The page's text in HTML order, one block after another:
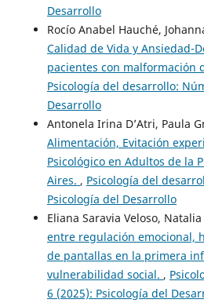
Desarrollo
Rocío Anabel Hauché,
Calidad de Vida y Ansiedad-
pacientes con malformación
Psicología del desarrollo:
Desarrollo
Antonela Irina D’Atri, Paula
Alimentación, Evitación
Psicológico en Adultos de la
Aires. , Psicología del
Psicología del Desarrollo
Eliana Saravia Veloso,
entre regulación emocional,
de pantallas en la primera
vulnerabilidad social. ,
6 (2025): Psicología del